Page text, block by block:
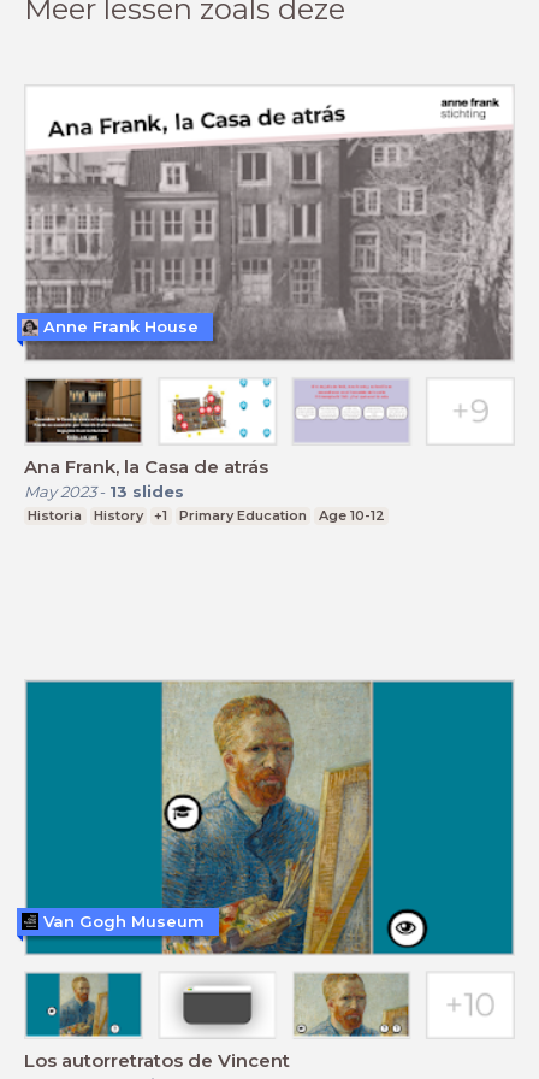
Meer lessen zoals deze
Ana Frank, la Casa de atrás
May 2023- 13 slides
Historia History +1 Primary Education Age 10-12
Anne Frank House
Los autorretratos de Vincent
Van Gogh Museum